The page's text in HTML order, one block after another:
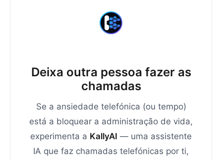
Deixa outra pessoa fazer as
chamadas
Se a ansiedade telefónica (ou tempo)
está a bloquear a administração de vida,
experimenta a KallyAI — uma assistente
IA que faz chamadas telefónicas por ti,